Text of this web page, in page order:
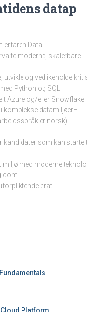
datap
erfaren Data
moderne, skalerbare
utvikle og vedlikeholde
Python og SQL–
Azure og/eller
komplekse datamiljøer–
er norsk)
kandidater som kan starte
miljø med moderne
prat.
Platform